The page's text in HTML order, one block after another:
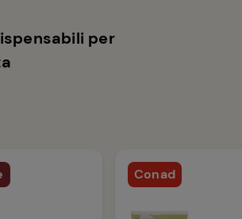
per
Conad